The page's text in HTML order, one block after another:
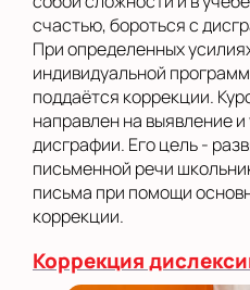
счастью, бороться с
При определенных
индивидуальной
поддаётся коррекции.
направлен на выявление
дисграфии. Его цель -
письменной речи
письма при помощи
коррекции.
Коррекция